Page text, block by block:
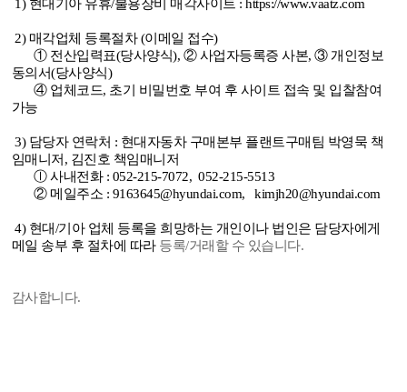
1) 현대기아 유휴/불용장비 매각사이트 :https://www.vaatz.com
2) 매각업체 등록절차 (이메일 접수)
① 전산입력표(당사양식), ② 사업자등록증 사본, ③ 개인정보
동의서(당사양식)
④ 업체코드, 초기 비밀번호 부여 후 사이트 접속 및 입찰참여
가능
3) 담당자 연락처 : 현대자동차 구매본부 플랜트구매팀 박영묵 책
임매니저, 김진호 책임매니저
ⓛ 사내전화 : 052-215-7072, 052-215-5513
② 메일주소 : 9163645@hyundai.com, kimjh20@hyundai.com
4) 현대/기아 업체 등록을 희망하는 개인이나 법인은 담당자에게
메일 송부 후 절차에 따라 등록/거래할 수 있습니다.
감사합니다.